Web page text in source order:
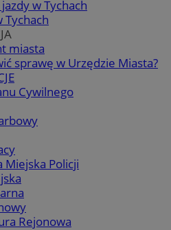
jazdy w Tychach
Tychach
miasta
sprawę w Urzędzie Miasta?
Cywilnego
Miejska Policji
Rejonowa